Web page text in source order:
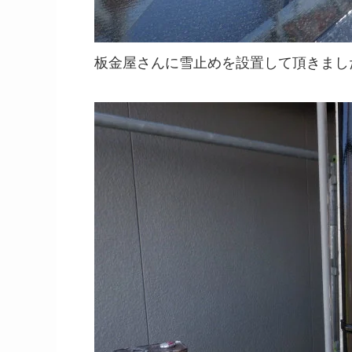
板金屋さんに雪止めを設置して頂きま